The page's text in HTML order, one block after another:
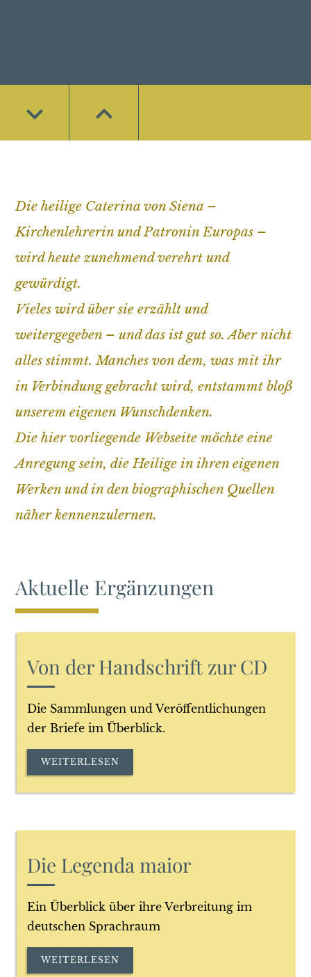
keyboard_arrow_down keyboard_arrow_up
Die heilige Caterina von Siena –
Kirchenlehrerin und Patronin Europas –
wird heute zunehmend verehrt und
gewürdigt.
Vieles wird über sie erzählt und
weitergegeben – und das ist gut so. Aber nicht
alles stimmt. Manches von dem, was mit ihr
in Verbindung gebracht wird, entstammt bloß
unserem eigenen Wunschdenken.
Die hier vorliegende Webseite möchte eine
Anregung sein, die Heilige in ihren eigenen
Werken und in den biographischen Quellen
näher kennenzulernen.
Aktuelle Ergänzungen
Von der Handschrift zur CD
Die Sammlungen und Veröffentlichungen
der Briefe im Überblick.
WEITERLESEN
Die Legenda maior
Ein Überblick über ihre Verbreitung im
deutschen Sprachraum
WEITERLESEN